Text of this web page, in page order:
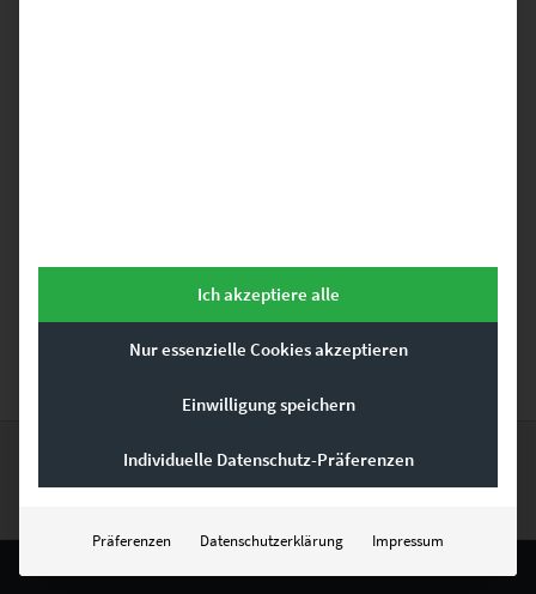
EinefarbenfroheReise in die Welt derfunkelndenLichteroder
auch an unwirkliche Orte dieses Planeten. Lass los und tauch ein in
Ich akzeptiere alle
Nur essenzielle Cookies akzeptieren
Einwilligung speichern
Individuelle Datenschutz-Präferenzen
Präferenzen Datenschutzerklärung Impressum